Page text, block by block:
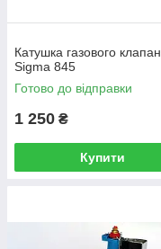
Катушка газового
Sigma 845
Готово до відправки
1 250 ₴
Купити